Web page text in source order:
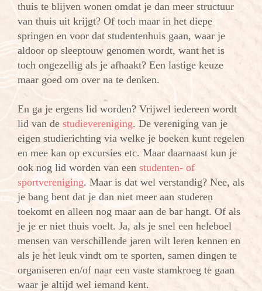
thuis te blijven wonen omdat je dan meer structuur
van thuis uit krijgt? Of toch maar in het diepe
springen en voor dat studentenhuis gaan, waar je
aldoor op sleeptouw genomen wordt, want het is
toch ongezellig als je afhaakt? Een lastige keuze
maar goed om over na te denken.
En ga je ergens lid worden? Vrijwel iedereen wordt
lid van de studievereniging. De vereniging van je
eigen studierichting via welke je boeken kunt regelen
en mee kan op excursies etc. Maar daarnaast kun je
ook nog lid worden van een studenten- of
sportvereniging. Maar is dat wel verstandig? Nee, als
je bang bent dat je dan niet meer aan studeren
toekomt en alleen nog maar aan de bar hangt. Of als
je je er niet thuis voelt. Ja, als je snel een heleboel
mensen van verschillende jaren wilt leren kennen en
als je het leuk vindt om te sporten, samen dingen te
organiseren en/of naar een vaste stamkroeg te gaan
waar je altijd wel iemand kent.